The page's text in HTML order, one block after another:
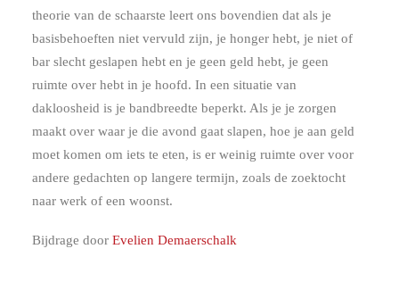
theorie van de schaarste leert ons bovendien dat als je
basisbehoeften niet vervuld zijn, je honger hebt, je niet of
bar slecht geslapen hebt en je geen geld hebt, je geen
ruimte over hebt in je hoofd. In een situatie van
dakloosheid is je bandbreedte beperkt. Als je je zorgen
maakt over waar je die avond gaat slapen, hoe je aan geld
moet komen om iets te eten, is er weinig ruimte over voor
andere gedachten op langere termijn, zoals de zoektocht
naar werk of een woonst.
Bijdrage door Evelien Demaerschalk